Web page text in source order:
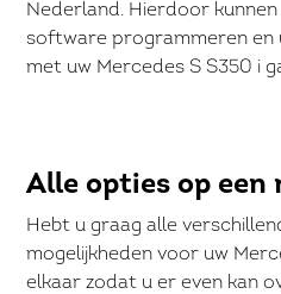
Nederland. Hierdoor
software programmeren en
met uw Mercedes S S350 i
Alle opties op een
Hebt u graag alle
mogelijkheden voor uw
elkaar zodat u er even kan